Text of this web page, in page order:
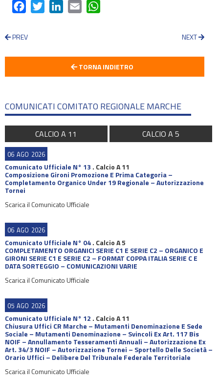
FacebookTwitter LinkedInEmail
PREV NEXT
TORNA INDIETRO
COMUNICATI COMITATO REGIONALE MARCHE
CALCIO A 11 CALCIO A 5
06 AGO 2026
Comunicato Ufficiale N° 13 . Calcio A 11
Composizione Gironi Promozione E Prima Categoria –
Completamento Organico Under 19 Regionale – Autorizzazione
Tornei
Scarica il Comunicato Ufficiale
06 AGO 2026
Comunicato Ufficiale N° 04. Calcio A 5
COMPLETAMENTO ORGANICI SERIE C1 E SERIE C2 – ORGANICO E
GIRONI SERIE C1 E SERIE C2 – FORMAT COPPA ITALIA SERIE C E
DATA SORTEGGIO – COMUNICAZIONI VARIE
Scarica il Comunicato Ufficiale
05 AGO 2026
Comunicato Ufficiale N° 12 . Calcio A 11
Chiusura Uffici CR Marche – Mutamenti Denominazione E Sede
Sociale – Mutamenti Denominazione – Svincoli Ex Art. 117 Bis
NOIF – Annullamento Tesseramenti Annuali – Autorizzazione Ex
Art. 34/3 NOIF – Autorizzazione Tornei – Sportello Delle Società –
Orario Uffici – Delibere Del Tribunale Federale Territoriale
Scarica il Comunicato Ufficiale